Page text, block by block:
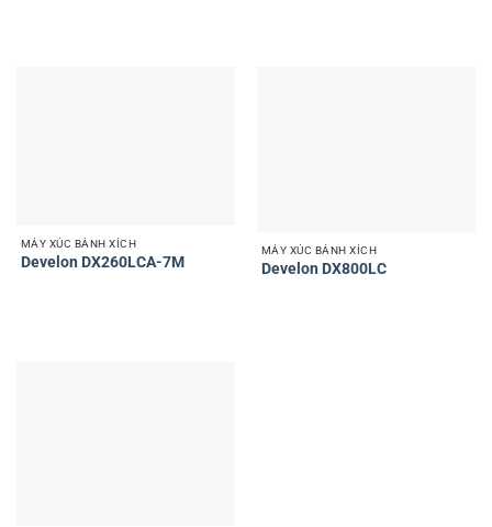
MÁY XÚC BÁNH XÍCH
Develon DX260LCA-7M
MÁY XÚC BÁNH XÍCH
Develon DX800LC